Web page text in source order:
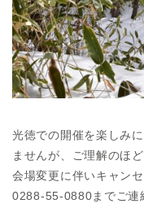
光徳での開催を楽しみ
ませんが、ご理解のほ
会場変更に伴いキャン
0288-55-0880までご連